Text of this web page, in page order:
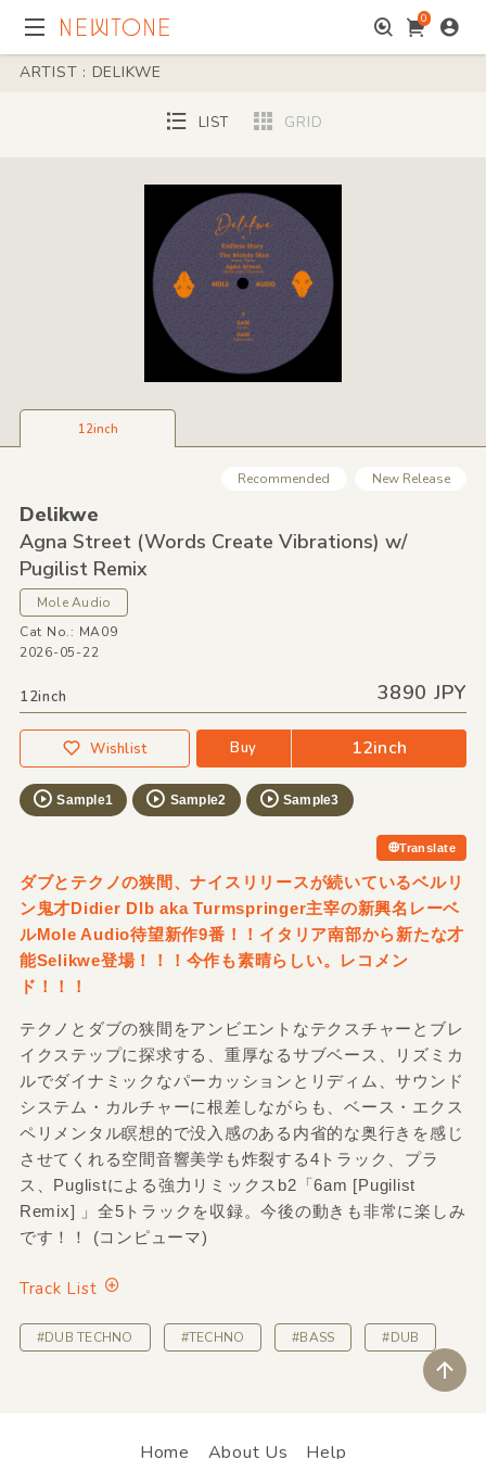
0
ARTIST : DELIKWE
LIST GRID
12inch
Recommended New Release
Delikwe
Agna Street (Words Create Vibrations) w/
Pugilist Remix
Mole Audio
Cat No.: MA09
2026-05-22
12inch 3890 JPY
Wishlist Buy 12inch
Sample1 Sample2 Sample3
Translate
ダブとテクノの狭間、ナイスリリースが続いているベルリ
ン鬼才Didier Dlb aka Turmspringer主宰の新興名レーベ
ルMole Audio待望新作9番！！イタリア南部から新たな才
能Selikwe登場！！！今作も素晴らしい。レコメン
ド！！！
テクノとダブの狭間をアンビエントなテクスチャーとブレ
イクステップに探求する、重厚なるサブベース、リズミカ
ルでダイナミックなパーカッションとリディム、サウンド
システム・カルチャーに根差しながらも、ベース・エクス
ペリメンタル瞑想的で没入感のある内省的な奥行きを感じ
させてくれる空間音響美学も炸裂する4トラック、プラ
ス、Puglistによる強力リミックスb2「6am [Pugilist
Remix] 」全5トラックを収録。今後の動きも非常に楽しみ
です！！ (コンピューマ)
Track List
#DUB TECHNO #TECHNO #BASS #DUB
Home About Us Help